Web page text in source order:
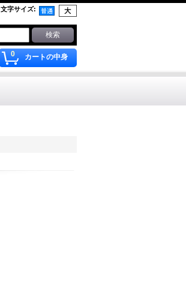
文字サイズ:
0 カートの中身